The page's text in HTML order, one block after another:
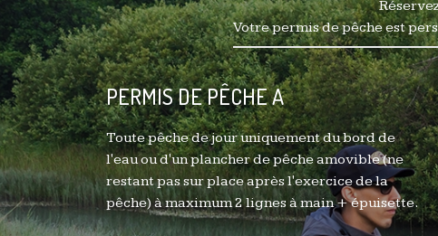
Votre permis de pêche est
PERMIS DE PÊCHE A
Toute pêche de jour uniquement du bord de
l'eau ou d'un plancher de pêche amovible (ne
restant pas sur place après l'exercice de la
pêche) à maximum 2 lignes à main + épuisette.